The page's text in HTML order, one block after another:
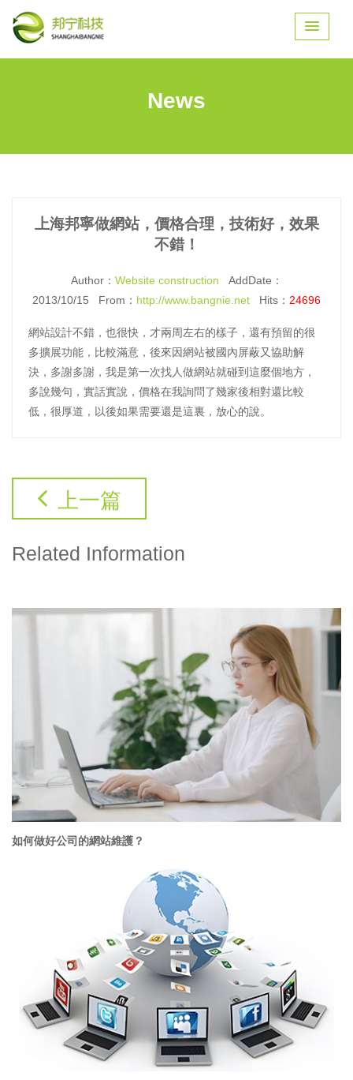
News
上海邦寧做網站，價格合理，技術好，效果
不錯！
Author： Website construction AddDate：
2013/10/15 From： http://www.bangnie.net Hits： 24696
網站設計不錯，也很快，才兩周左右的樣子，還有預留的很
多擴展功能，比較滿意，後來因網站被國內屏蔽又協助解
決，多謝多謝，我是第一次找人做網站就碰到這麼個地方，
多說幾句，實話實說，價格在我詢問了幾家後相對還比較
低，很厚道，以後如果需要還是這裏，放心的說。
上一篇
Related Information
如何做好公司的網站維護？